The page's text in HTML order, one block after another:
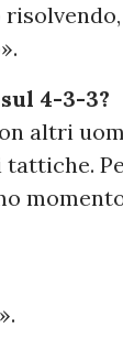
4-3-3?
altri